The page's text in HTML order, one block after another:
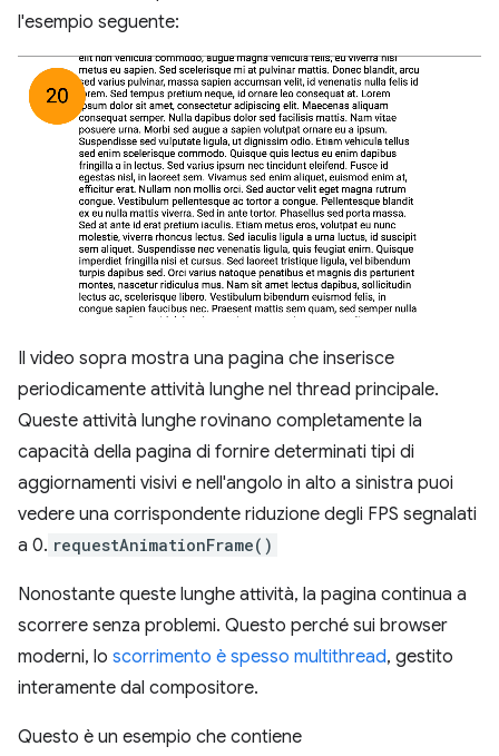
l'esempio seguente:
Il video sopra mostra una pagina che inserisce
periodicamente attività lunghe nel thread principale.
Queste attività lunghe rovinano completamente la
capacità della pagina di fornire determinati tipi di
aggiornamenti visivi e nell'angolo in alto a sinistra puoi
vedere una corrispondente riduzione degli FPS segnalati
a 0. requestAnimationFrame()
Nonostante queste lunghe attività, la pagina continua a
scorrere senza problemi. Questo perché sui browser
moderni, lo scorrimento è spesso multithread, gestito
interamente dal compositore.
Questo è un esempio che contiene